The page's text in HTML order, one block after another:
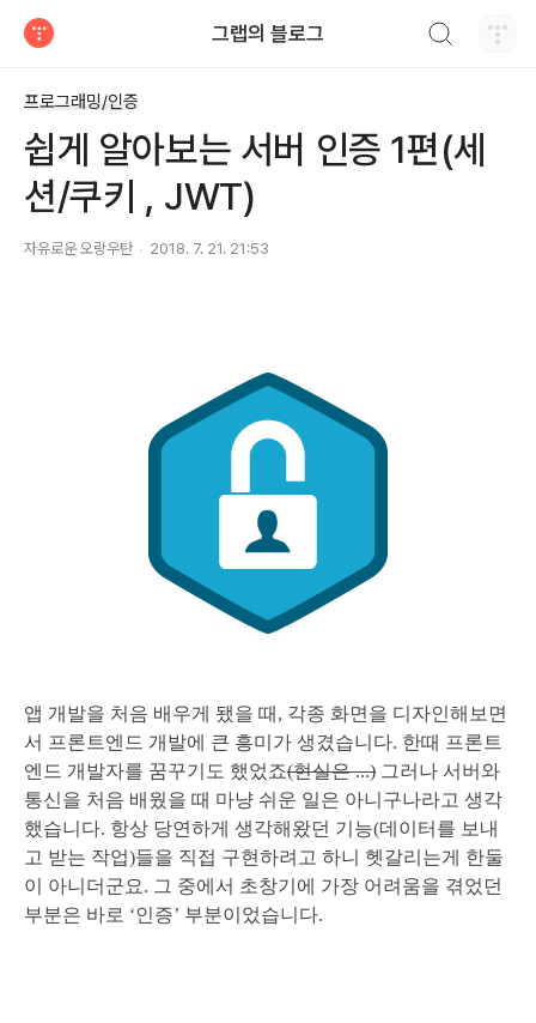
그랩의 블로그
프로그래밍/인증
쉽게 알아보는 서버 인증 1편(세
션/쿠키 , JWT)
자유로운 오랑우탄 2018. 7. 21. 21:53
앱 개발을 처음 배우게 됐을 때, 각종 화면을 디자인해보면
서 프론트엔드 개발에 큰 흥미가 생겼습니다. 한때 프론트
엔드 개발자를 꿈꾸기도 했었죠(현실은 ...) 그러나 서버와
통신을 처음 배웠을 때 마냥 쉬운 일은 아니구나라고 생각
했습니다. 항상 당연하게 생각해왔던 기능(데이터를 보내
고 받는 작업)들을 직접 구현하려고 하니 헷갈리는게 한둘
이 아니더군요. 그 중에서 초창기에 가장 어려움을 겪었던
부분은 바로 ‘인증’ 부분이었습니다.